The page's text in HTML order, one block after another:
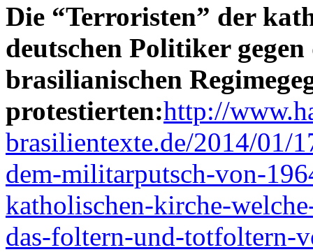
Die “Terroristen” der
deutschen Politiker
brasilianischen
protestierten:http://
brasilientexte.de/2014/01/
dem-militarputsch-von-
katholischen-kirche-
das-foltern-und-totfoltern-